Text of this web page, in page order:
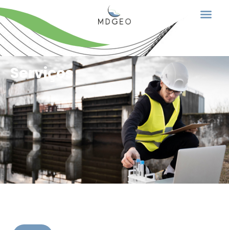
Home
Quem somos
Serviços
Clientes
Notícias
Serviços